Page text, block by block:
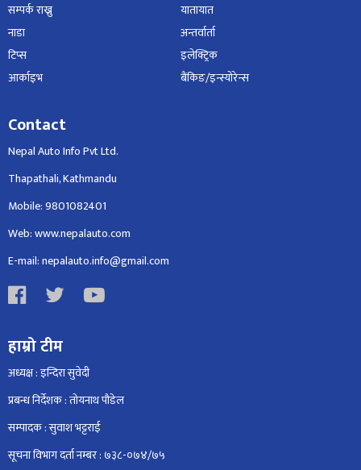
सम्पर्क राख्नु
नाडा
टिप्स
आर्काइभ
यातायात
अन्तर्वार्ता
इलेक्ट्रिक
बैंकिङ/इन्स्योरेन्स
Contact
Nepal Auto Info Pvt Ltd.
Thapathali, Kathmandu
Mobile: 9801082401
Web: www.nepalauto.com
E-mail: nepalauto.info@gmail.com
हाम्रो टीम
अध्यक्ष : इन्दिरा सुवेदी
प्रबन्ध निर्देशक : तोयनाथ पौडेल
सम्पादक : सुवाश भट्टराई
सूचना विभाग दर्ता नम्बर : ७३८-०७४/७५